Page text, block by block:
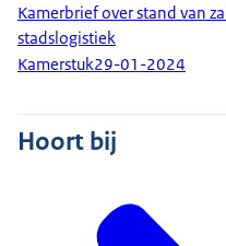
Kamerbrief over stand van
stadslogistiek
Kamerstuk29-01-2024
Hoort bij